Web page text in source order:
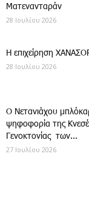
Ματενανταράν
28 Ιουλίου 2026
Η επιχείρηση
28 Ιουλίου 2026
Ο Νετανιάχου
ψηφοφορία της
Γενοκτονίας των...
27 Ιουλίου 2026